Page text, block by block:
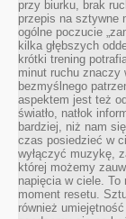
przy biurku, brak
przepis na sztywne
ogólne poczucie
kilka głębszych
krótki trening
minut ruchu znaczy
bezmyślnego
aspektem jest też
światło, natłok
bardziej, niż nam
czas posiedzieć w
wyłączyć muzykę,
której możemy
napięcia w ciele. To
moment resetu.
również